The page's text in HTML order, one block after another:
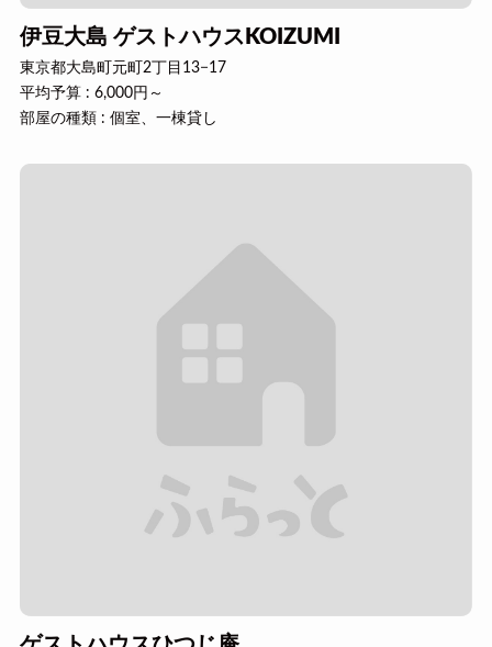
伊豆大島 ゲストハウスKOIZUMI
東京都大島町元町2丁目13−17
平均予算 : 6,000円～
部屋の種類 : 個室、一棟貸し